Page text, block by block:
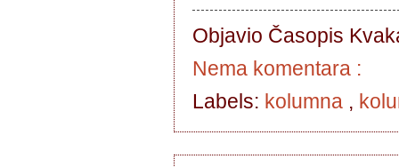
Objavio Časopis
Nema komentara :
Labels: kolumna ,